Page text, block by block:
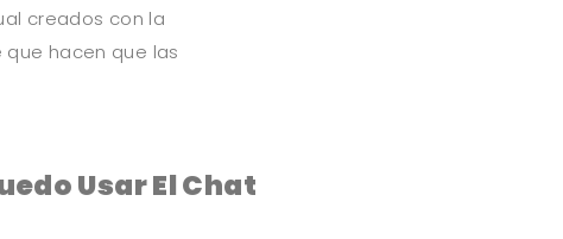
creados con la
hacen que las
Usar El Chat